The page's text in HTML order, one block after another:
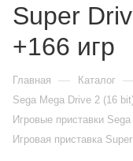
Super
+166 игр
Главная — Каталог
Sega Mega Drive 2 (16
Игровые приставки
Игровая приставка